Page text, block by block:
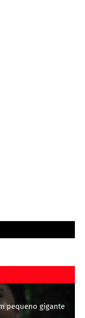
pequeno gigante